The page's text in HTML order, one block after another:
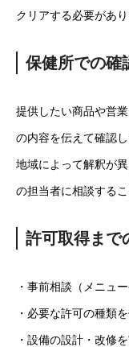
クリアする必要があり
保健所での確
提供したい商品や営
の内容を伝えて確認し
地域によって解釈が
の担当者に相談する
許可取得まで
・事前相談（メニュ
・必要な許可の種類
・設備の設計・改修